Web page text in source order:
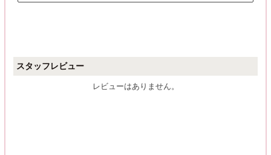
スタッフレビュー
レビューはありません。